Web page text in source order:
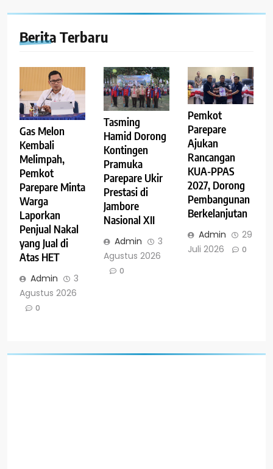
Berita Terbaru
Gas Melon
Kembali
Melimpah,
Pemkot
Parepare Minta
Warga
Laporkan
Penjual Nakal
yang Jual di
Atas HET
Admin
3
Agustus 2026
0
Tasming
Hamid Dorong
Kontingen
Pramuka
Parepare Ukir
Prestasi di
Jambore
Nasional XII
Admin
3
Agustus 2026
0
Pemkot
Parepare
Ajukan
Rancangan
KUA-PPAS
2027, Dorong
Pembangunan
Berkelanjutan
Admin
29
Juli 2026
0